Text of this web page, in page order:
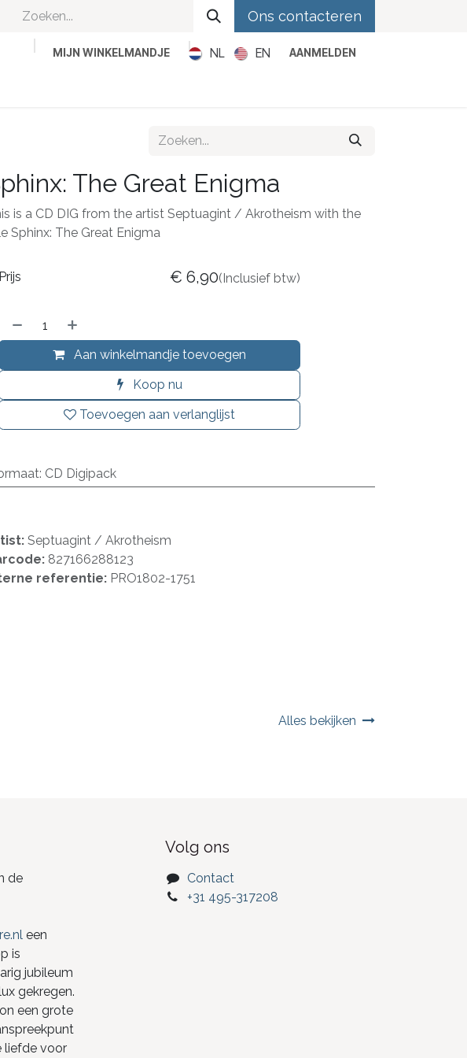
Ons contacteren
MIJN WINKELMANDJE NL EN AANMELDEN
The Great Enigma
is a CD DIG from the artist Septuagint / Akrotheism with the
Sphinx: The Great Enigma
Aan winkelmandje toevoegen
Koop nu
Toevoegen aan verlanglijst
Prijs € 6,90(Inclusief btw)
: CD Digipack
Septuagint / Akrotheism
827166288123
referentie: PRO1802-1751
Alles bekijken
de
een
is
jubileum
gekregen.
een grote
liefde voor
Volg ons
Contact
+31 495-317208